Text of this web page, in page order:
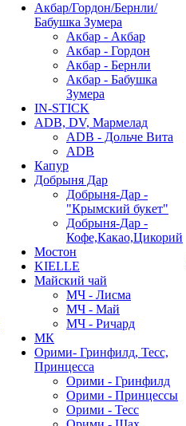
Акбар/Гордон/Бернли/
Бабушка Зумера
Акбар - Акбар
Акбар - Гордон
Акбар - Бернли
Акбар - Бабушка
Зумера
IN-STICK
ADB, DV, Мармелад
ADB - Дольче Вита
ADB
Капур
Добрыня Дар
Добрыня-Дар -
"Крымский букет"
Добрыня-Дар -
Кофе,Какао,Цикорий
Мостон
KIELLE
Майский чай
МЧ - Лисма
МЧ - Май
МЧ - Ричард
МК
Орими- Гринфилд, Тесс,
Принцесса
Орими - Гринфилд
Орими - Принцессы
Орими - Тесс